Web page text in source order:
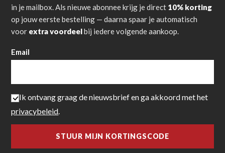
in je mailbox. Als nieuwe abonnee krijg je direct 10% korting
op jouw eerste bestelling — daarna spaar je automatisch
voor extra voordeelbij iedere volgende aankoop.
Email
Ik ontvang graag de nieuwsbrief en ga akkoord met het
privacybeleid